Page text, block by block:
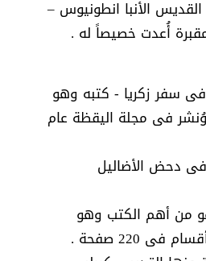
الأنبا انطونيوس –
أُعدت خصيصاً له .
سفر زكريا - كتبه وهو
فى مجلة اليقظة عام
فى دحض الأضاليل
من أهم الكتب وهو
220 صفحة .